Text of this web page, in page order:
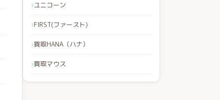
ユニコーン
FIRST(ファースト)
買取HANA（ハナ）
買取マウス